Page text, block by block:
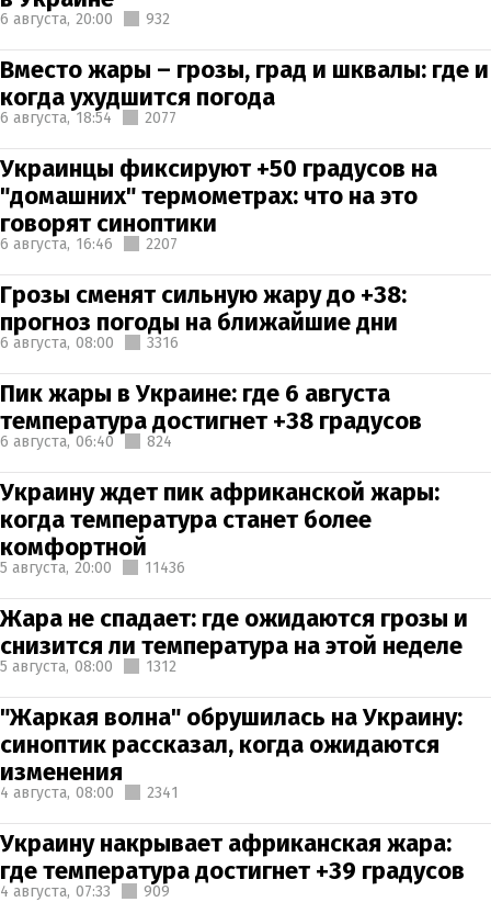
6 августа, 20:00 932
Вместо жары – грозы, град и шквалы: где и
когда ухудшится погода
6 августа, 18:54 2077
Украинцы фиксируют +50 градусов на
"домашних" термометрах: что на это
говорят синоптики
6 августа, 16:46 2207
Грозы сменят сильную жару до +38:
прогноз погоды на ближайшие дни
6 августа, 08:00 3316
Пик жары в Украине: где 6 августа
температура достигнет +38 градусов
6 августа, 06:40 824
Украину ждет пик африканской жары:
когда температура станет более
комфортной
5 августа, 20:00 11436
Жара не спадает: где ожидаются грозы и
снизится ли температура на этой неделе
5 августа, 08:00 1312
"Жаркая волна" обрушилась на Украину:
синоптик рассказал, когда ожидаются
изменения
4 августа, 08:00 2341
Украину накрывает африканская жара:
где температура достигнет +39 градусов
4 августа, 07:33 909